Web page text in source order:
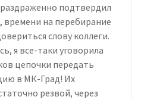
подтвердил
времени на перебирание
слову коллеги.
я все-таки уговорила
цепочки передать
в МК-Град! Их
резвой, через